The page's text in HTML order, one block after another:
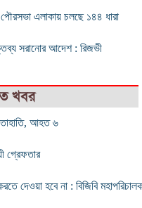
পৌরসভা এলাকায় চলছে ১৪৪ ধারা
সরানোর আদেশ : রিজভী
খবর
আহত ৬
গ্রেফতার
দেওয়া হবে না : বিজিবি